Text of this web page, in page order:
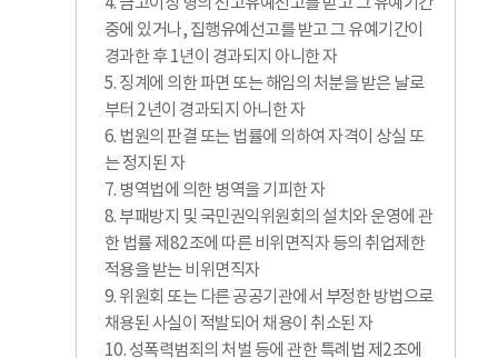
중에 있거나, 집행유예선고를 받고 그 유예기간이
경과한 후 1년이 경과되지 아니한 자
5. 징계에 의한 파면 또는 해임의 처분을 받은 날로
부터 2년이 경과되지 아니한 자
6. 법원의 판결 또는 법률에 의하여 자격이 상실 또
는 정지된 자
7. 병역법에 의한 병역을 기피한 자
8. 부패방지 및 국민권익위원회의 설치와 운영에 관
한 법률 제82조에 따른 비위면직자 등의 취업제한
적용을 받는 비위면직자
9. 위원회 또는 다른 공공기관에서 부정한 방법으로
채용된 사실이 적발되어 채용이 취소된 자
10. 성폭력범죄의 처벌 등에 관한 특례법 제2조에